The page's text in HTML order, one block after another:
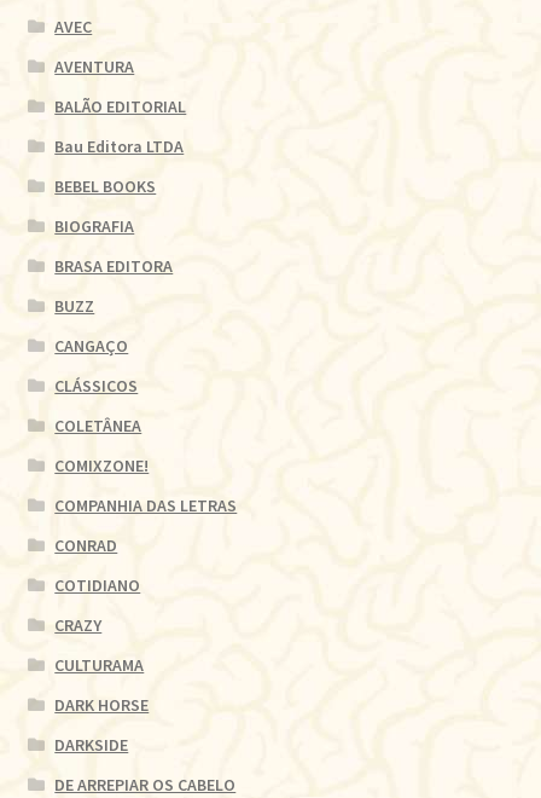
AVEC
AVENTURA
BALÃO EDITORIAL
Bau Editora LTDA
BEBEL BOOKS
BIOGRAFIA
BRASA EDITORA
BUZZ
CANGAÇO
CLÁSSICOS
COLETÂNEA
COMIXZONE!
COMPANHIA DAS LETRAS
CONRAD
COTIDIANO
CRAZY
CULTURAMA
DARK HORSE
DARKSIDE
DE ARREPIAR OS CABELO